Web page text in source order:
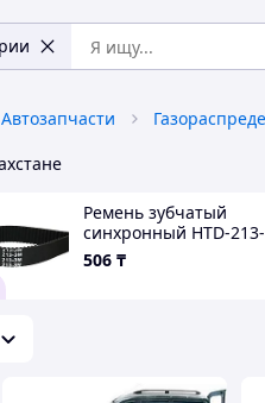
Автозапчасти
Ремень зубчатый
синхронный HTD-213-
3М-15 RUSBELT
506 ₸